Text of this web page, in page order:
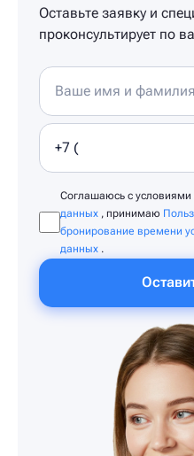
Оставьте заявку и
проконсультирует по
Соглашаюсь с условиями
данных , принимаю
бронирование времени
данных .